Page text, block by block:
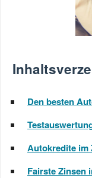
Den besten
Autokredite im
Fairste Zinsen